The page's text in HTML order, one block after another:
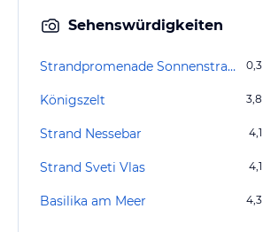
Sehenswürdigkeiten
Strandpromenade Sonnenstrand 0,3
Königszelt 3,8
Strand Nessebar 4,1
Strand Sveti Vlas 4,1
Basilika am Meer 4,3